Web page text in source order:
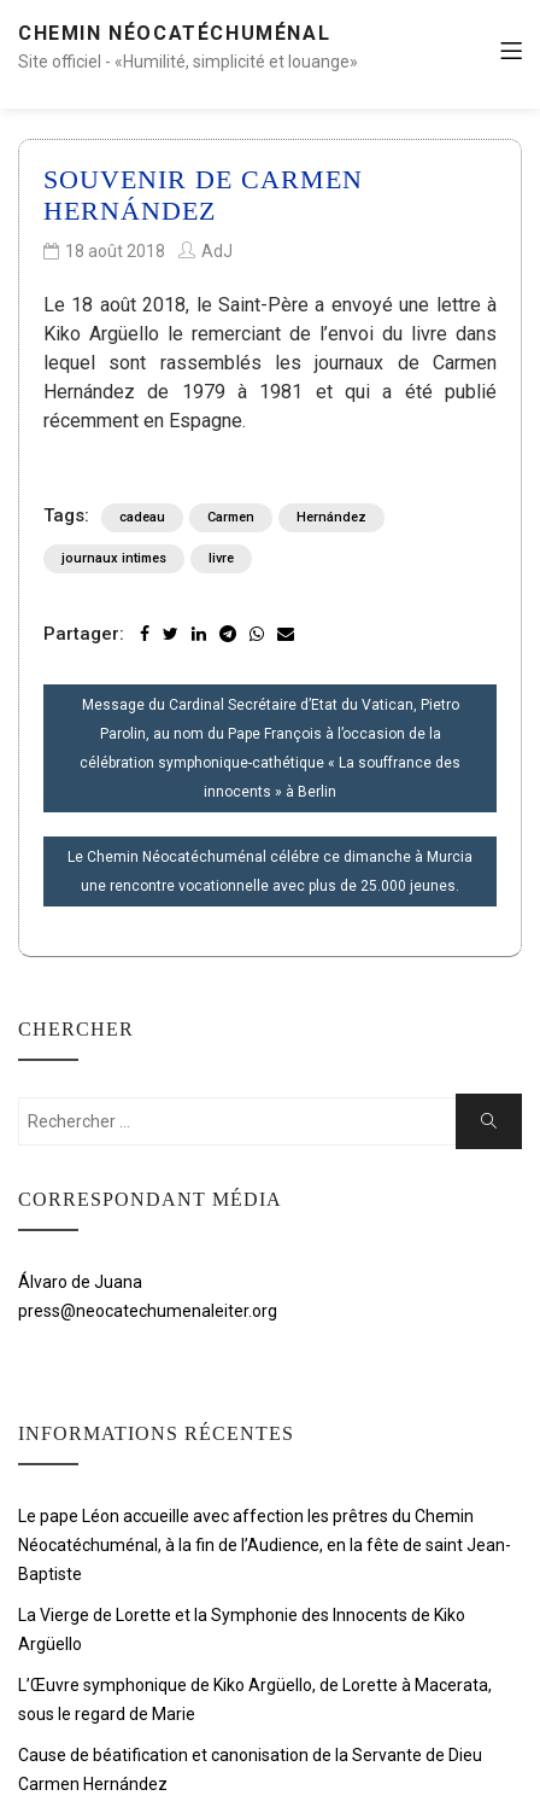
CHEMIN NÉOCATÉCHUMÉNAL
Site officiel - «Humilité, simplicité et louange»
SOUVENIR DE CARMEN
HERNÁNDEZ
18 août 2018 AdJ
Le 18 août 2018, le Saint-Père a envoyé une lettre à
Kiko Argüello le remerciant de l’envoi du livre dans
lequel sont rassemblés les journaux de Carmen
Hernández de 1979 à 1981 et qui a été publié
récemment en Espagne.
Tags: cadeau Carmen Hernández
journaux intimes livre
Partager:
NAVIGATION
L’ARTICLE
Message du Cardinal Secrétaire d’Etat du Vatican, Pietro
Parolin, au nom du Pape François à l’occasion de la
célébration symphonique-cathétique « La souffrance des
innocents » à Berlin
Le Chemin Néocatéchuménal célébre ce dimanche à Murcia
une rencontre vocationnelle avec plus de 25.000 jeunes.
CHERCHER
Rechercher:
Chercher
CORRESPONDANT MÉDIA
Álvaro de Juana
press@neocatechumenaleiter.org
INFORMATIONS RÉCENTES
Le pape Léon accueille avec affection les prêtres du Chemin
Néocatéchuménal, à la fin de l’Audience, en la fête de saint Jean-
Baptiste
La Vierge de Lorette et la Symphonie des Innocents de Kiko
Argüello
L’Œuvre symphonique de Kiko Argüello, de Lorette à Macerata,
sous le regard de Marie
Cause de béatification et canonisation de la Servante de Dieu
Carmen Hernández